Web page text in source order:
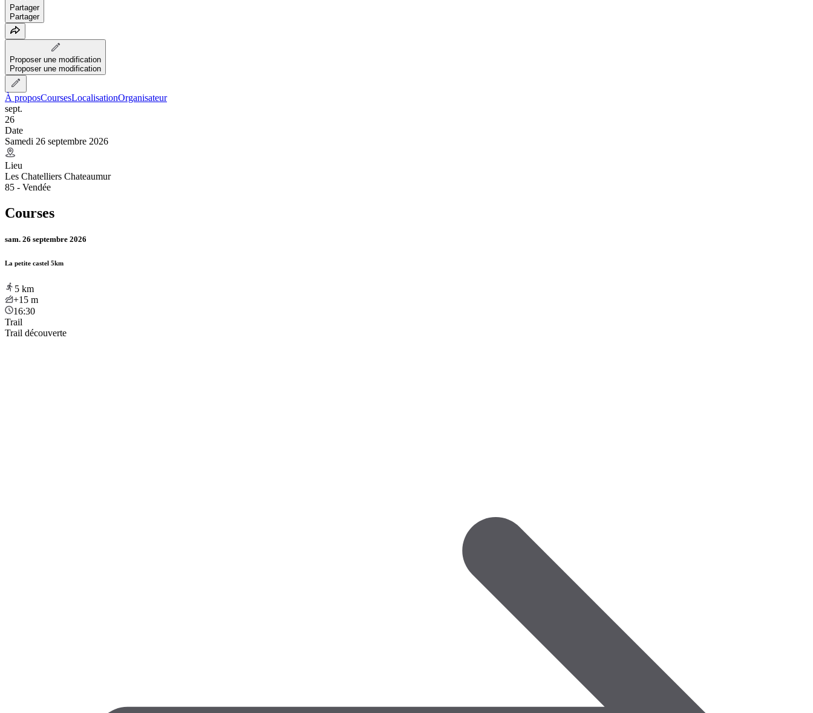
Partager
Partager
Proposer une modification
Proposer une modification
À proposCoursesLocalisationOrganisateur
sept.
26
Date
Samedi 26 septembre 2026
Lieu
Les Chatelliers Chateaumur
85 - Vendée
Courses
sam. 26 septembre 2026
La petite castel 5km
5 km
+15 m
16:30
Trail
Trail découverte